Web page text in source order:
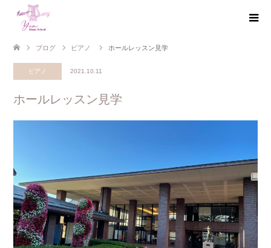
ブログ ピアノ ホールレッスン見学
ピアノ 2021.10.11
ホールレッスン見学